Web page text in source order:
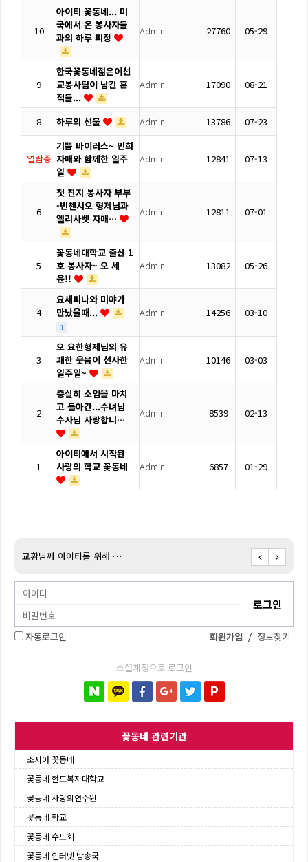
10
아이티 꽃동네... 미
국에서 온 봉사자들
과의 하루 피정
Admin 27760 05-29
9
한국꽃동네젊은이선
교봉사팀이 남긴 흔
적들...
Admin 17090 08-21
8 하루의 선물 Admin 13786 07-23
열람중
기쁨 바이러스~ 민희
자매와 함께한 일주
일
Admin 12841 07-13
6
첫 친지 봉사자 부부
-빈첸시오 형제님과
엘리사벳 자매…
Admin 12811 07-01
5
꽃동네대학교 출신 1
호 봉사자~ 오 세
윤!!
Admin 13082 05-26
4
요세피나와 미야가
만났을때...
1
Admin 14256 03-10
3
오 요한형제님의 유
쾌한 웃음이 선사한
일주일~
Admin 10146 03-03
2
충실히 소임을 마치
고 돌아간...수녀님
수사님 사랑합니…
Admin 8539 02-13
1
아이티에서 시작된
사랑의 학교 꽃동네
Admin 6857 01-29
교황님께 아이티를 위해 …
자동로그인 회원가입 / 정보찾기
소셜계정으로 로그인
꽃동네 관련기관
조지아 꽃동네
꽃동네 현도복지대학교
꽃동네 사랑의연수원
꽃동네 학교
꽃동네 수도회
꽃동네 인터넷 방송국